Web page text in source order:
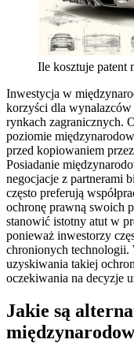
Ile kosztuje patent
Inwestycja w
korzyści dla
rynkach zagranicznych.
poziomie
przed kopiowaniem
Posiadanie
negocjacje z partnerami
często preferują
ochronę prawną swoich
stanowić istotny atut w
ponieważ inwestorzy
chronionych technologii.
uzyskiwania takiej
oczekiwania na decyzje
Jakie są